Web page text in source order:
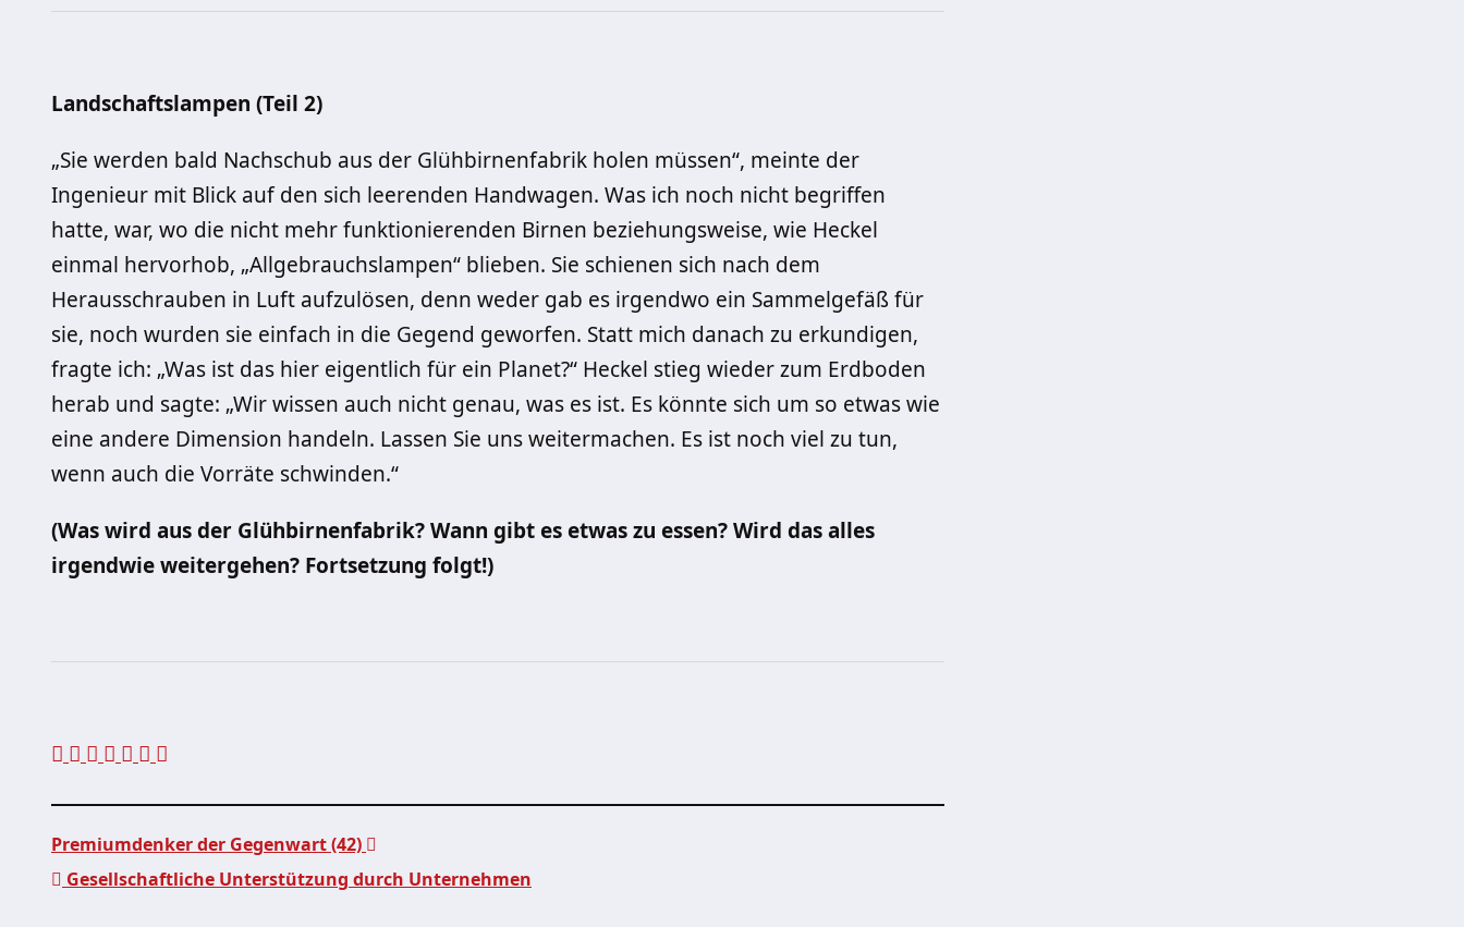
Landschaftslampen (Teil 2)
„Sie werden bald Nachschub aus der Glühbirnenfabrik holen müssen“, meinte der
Ingenieur mit Blick auf den sich leerenden Handwagen. Was ich noch nicht begriffen
hatte, war, wo die nicht mehr funktionierenden Birnen beziehungsweise, wie Heckel
einmal hervorhob, „Allgebrauchslampen“ blieben. Sie schienen sich nach dem
Herausschrauben in Luft aufzulösen, denn weder gab es irgendwo ein Sammelgefäß für
sie, noch wurden sie einfach in die Gegend geworfen. Statt mich danach zu erkundigen,
fragte ich: „Was ist das hier eigentlich für ein Planet?“ Heckel stieg wieder zum Erdboden
herab und sagte: „Wir wissen auch nicht genau, was es ist. Es könnte sich um so etwas wie
eine andere Dimension handeln. Lassen Sie uns weitermachen. Es ist noch viel zu tun,
wenn auch die Vorräte schwinden.“
(Was wird aus der Glühbirnenfabrik? Wann gibt es etwas zu essen? Wird das alles
irgendwie weitergehen? Fortsetzung folgt!)
Premiumdenker der Gegenwart (42)
Gesellschaftliche Unterstützung durch Unternehmen